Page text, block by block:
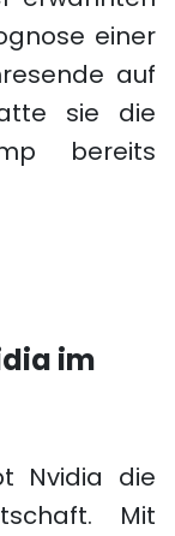
einer
auf
sie die
bereits
im
Nvidia die
Mit